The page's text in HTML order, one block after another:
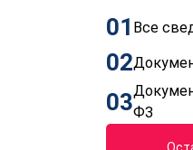
01 Все
02
03ФЗ